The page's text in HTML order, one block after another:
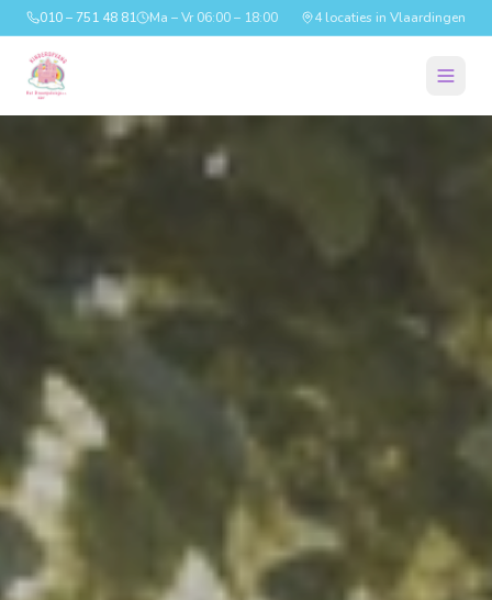
010 – 751 48 81 Ma – Vr 06:00 – 18:00 4 locaties in Vlaardingen